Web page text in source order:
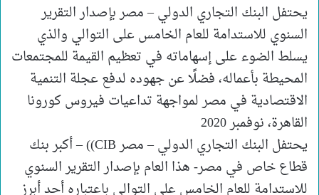
يحتفل البنك التجاري الدولي – مصر بإصدار التقرير
السنوي للاستدامة للعام الخامس على التوالي والذي
يسلط الضوء على إسهاماته في تعظيم القيمة للمجتمعات
المحيطة بأعماله، فضلًا عن جهوده لدفع عجلة التنمية
الاقتصادية في مصر لمواجهة تداعيات فيروس كورونا
القاهرة، نوفمبر 2020
يحتفل البنك التجاري الدولي – مصر CIB)) – أكبر بنك
قطاع خاص في مصر- هذا العام بإصدار التقرير السنوي
للاستدامة للعام الخامس على التوالي باعتباره أحد أبرز